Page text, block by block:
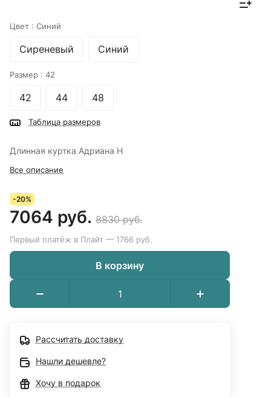
Цвет : Синий
Сиреневый Синий
Размер : 42
42 44 48
Таблица размеров
Длинная куртка Адриана Н
Все описание
-20%
7064 руб. 8830 руб.
Первый платёж в Плайт — 1766 руб.
В корзину
Рассчитать доставку
Нашли дешевле?
Хочу в подарок